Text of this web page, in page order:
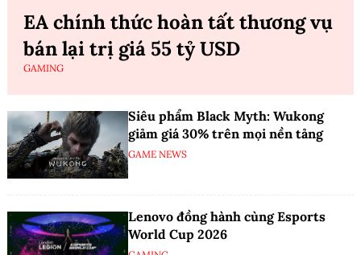
EA chính thức hoàn tất thương vụ
bán lại trị giá 55 tỷ USD
GAMING
Siêu phẩm Black Myth: Wukong
giảm giá 30% trên mọi nền tảng
GAME NEWS
Lenovo đồng hành cùng Esports
World Cup 2026